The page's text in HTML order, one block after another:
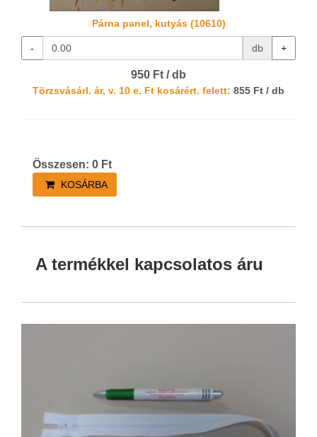
Párna panel, kutyás (10610)
- db +
950 Ft / db
Törzsvásárl. ár, v. 10 e. Ft kosárért. felett: 855 Ft / db
Összesen: 0 Ft
KOSÁRBA
A termékkel kapcsolatos áru